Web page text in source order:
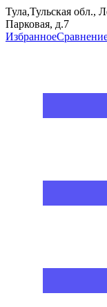
Тула,Тульская обл.,
Парковая, д.7
Избранное